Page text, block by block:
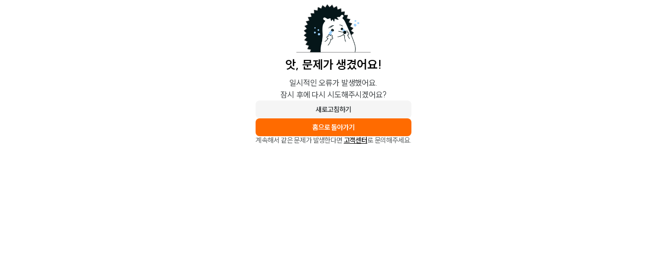
앗, 문제가 생겼어요!
일시적인 오류가 발생했어요.
잠시 후에 다시 시도해주시겠어요?
새로고침하기
홈으로 돌아가기
계속해서 같은 문제가 발생한다면 고객센터로 문의해주세요.